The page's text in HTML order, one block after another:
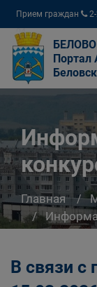
Прием граждан
2-
04
БЕЛОВО
Портал
Главная
В связи с